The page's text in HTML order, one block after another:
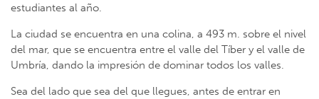
estudiantes al año.
La ciudad se encuentra en una colina, a 493 m. sobre el nivel
del mar, que se encuentra entre el valle del Tíber y el valle de
Umbría, dando la impresión de dominar todos los valles.
Sea del lado que sea del que llegues, antes de entrar en